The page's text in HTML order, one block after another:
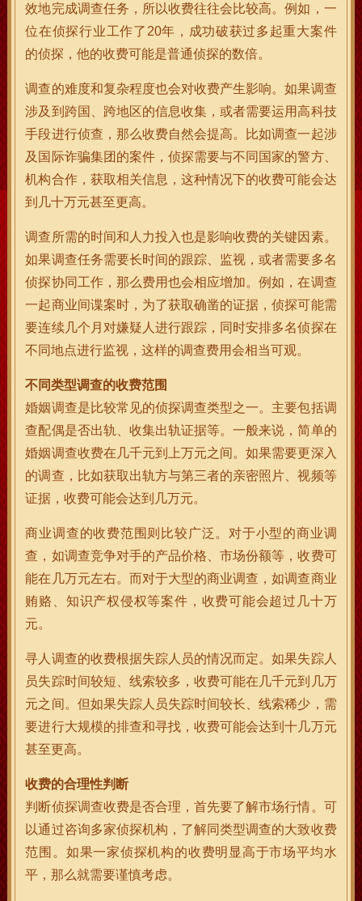
效地完成调查任务，所以收费往往会比较高。例如，一
位在侦探行业工作了20年，成功破获过多起重大案件
的侦探，他的收费可能是普通侦探的数倍。
调查的难度和复杂程度也会对收费产生影响。如果调查
涉及到跨国、跨地区的信息收集，或者需要运用高科技
手段进行侦查，那么收费自然会提高。比如调查一起涉
及国际诈骗集团的案件，侦探需要与不同国家的警方、
机构合作，获取相关信息，这种情况下的收费可能会达
到几十万元甚至更高。
调查所需的时间和人力投入也是影响收费的关键因素。
如果调查任务需要长时间的跟踪、监视，或者需要多名
侦探协同工作，那么费用也会相应增加。例如，在调查
一起商业间谍案时，为了获取确凿的证据，侦探可能需
要连续几个月对嫌疑人进行跟踪，同时安排多名侦探在
不同地点进行监视，这样的调查费用会相当可观。
不同类型调查的收费范围
婚姻调查是比较常见的侦探调查类型之一。主要包括调
查配偶是否出轨、收集出轨证据等。一般来说，简单的
婚姻调查收费在几千元到上万元之间。如果需要更深入
的调查，比如获取出轨方与第三者的亲密照片、视频等
证据，收费可能会达到几万元。
商业调查的收费范围则比较广泛。对于小型的商业调
查，如调查竞争对手的产品价格、市场份额等，收费可
能在几万元左右。而对于大型的商业调查，如调查商业
贿赂、知识产权侵权等案件，收费可能会超过几十万
元。
寻人调查的收费根据失踪人员的情况而定。如果失踪人
员失踪时间较短、线索较多，收费可能在几千元到几万
元之间。但如果失踪人员失踪时间较长、线索稀少，需
要进行大规模的排查和寻找，收费可能会达到十几万元
甚至更高。
收费的合理性判断
判断侦探调查收费是否合理，首先要了解市场行情。可
以通过咨询多家侦探机构，了解同类型调查的大致收费
范围。如果一家侦探机构的收费明显高于市场平均水
平，那么就需要谨慎考虑。